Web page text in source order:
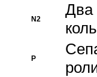
N2
Два
P